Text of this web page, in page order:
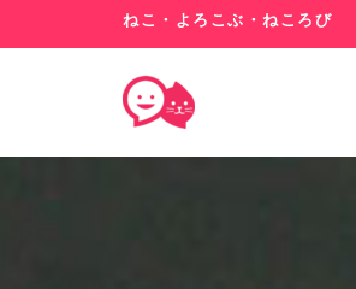
ねこ・よろこぶ・ねころび